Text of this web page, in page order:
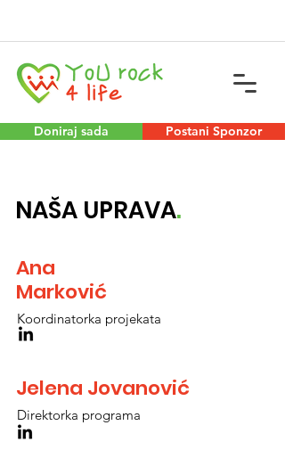
Doniraj sada Postani Sponzor
NAŠA UPRAVA.
Ana
Marković
Koordinatorka projekata
Jelena Jovanović
Direktorka programa